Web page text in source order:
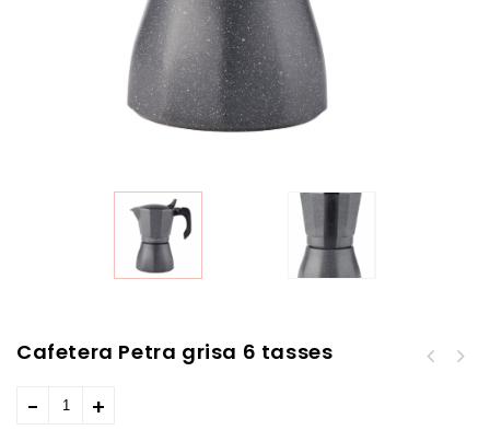
Cafetera Petra grisa 6 tasses
33,90 €